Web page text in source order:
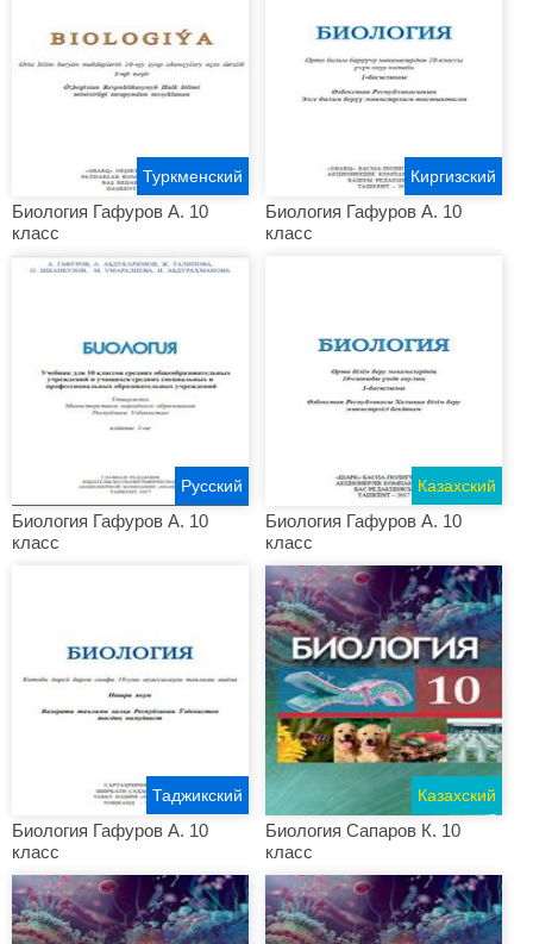
Биология Гафуров A. 10
класс
Туркменский
Биология Гафуров A. 10
класс
Киргизский
Биология Гафуров A. 10
класс
Русский
Биология Гафуров A. 10
класс
Казахский
Биология Гафуров A. 10
класс
Таджикский
Биология Сапаров К. 10
класс
Казахский